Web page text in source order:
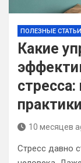
ПОЛЕЗНЫЕ СТАТЬИ
Какие
практики
10 месяцев
Стресс давно